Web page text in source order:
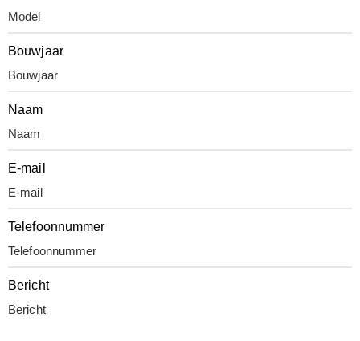
Bouwjaar
Naam
E-mail
Telefoonnummer
Bericht